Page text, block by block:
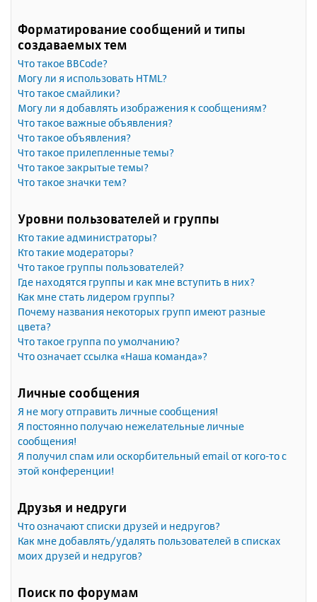
Форматирование сообщений и типы
создаваемых тем
Что такое BBCode?
Могу ли я использовать HTML?
Что такое смайлики?
Могу ли я добавлять изображения к сообщениям?
Что такое важные объявления?
Что такое объявления?
Что такое прилепленные темы?
Что такое закрытые темы?
Что такое значки тем?
Уровни пользователей и группы
Кто такие администраторы?
Кто такие модераторы?
Что такое группы пользователей?
Где находятся группы и как мне вступить в них?
Как мне стать лидером группы?
Почему названия некоторых групп имеют разные
цвета?
Что такое группа по умолчанию?
Что означает ссылка «Наша команда»?
Личные сообщения
Я не могу отправить личные сообщения!
Я постоянно получаю нежелательные личные
сообщения!
Я получил спам или оскорбительный email от кого-то с
этой конференции!
Друзья и недруги
Что означают списки друзей и недругов?
Как мне добавлять/удалять пользователей в списках
моих друзей и недругов?
Поиск по форумам